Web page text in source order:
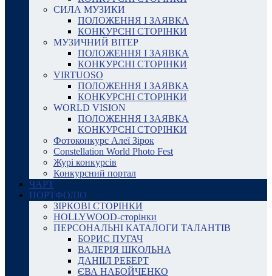
СИЛА МУЗИКИ
ПОЛОЖЕННЯ І ЗАЯВКА
КОНКУРСНІ СТОРІНКИ
МУЗИЧНИЙ ВІТЕР
ПОЛОЖЕННЯ І ЗАЯВКА
КОНКУРСНІ СТОРІНКИ
VIRTUOSO
ПОЛОЖЕННЯ І ЗАЯВКА
КОНКУРСНІ СТОРІНКИ
WORLD VISION
ПОЛОЖЕННЯ І ЗАЯВКА
КОНКУРСНІ СТОРІНКИ
Фотоконкурс Алеї Зірок
Constellation World Photo Fest
Журі конкурсів
Конкурсний портал
ЧАРТ
ПОРТФОЛІО
ЗІРКОВІ СТОРІНКИ
HOLLYWOOD-сторінки
ПЕРСОНАЛЬНІ КАТАЛОГИ ТАЛАНТІВ
БОРИС ПУГАЧ
ВАЛЕРІЯ ШКОЛЬНА
ДАНІІЛ РЕБЕРТ
ЄВА НАБОЙЧЕНКО